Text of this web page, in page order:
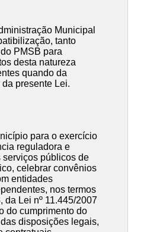
Municipal
tanto
PMSB para
desta natureza
quando da
presente Lei.
para o exercício
reguladora e
públicos de
celebrar convênios
entidades
nos termos
da Lei nº 11.445/2007
do cumprimento do
disposições legais,